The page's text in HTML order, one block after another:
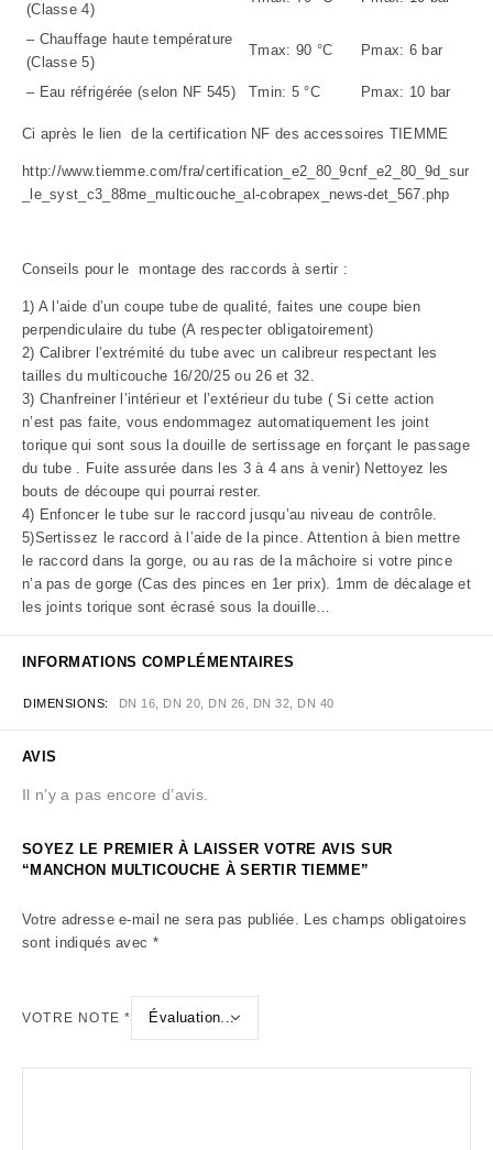
(Classe 4)
– Chauffage haute température
(Classe 5)
Tmax: 90 °C Pmax: 6 bar
– Eau réfrigérée (selon NF 545) Tmin: 5 °C Pmax: 10 bar
Ci après le lien de la certification NF des accessoires TIEMME
http://www.tiemme.com/fra/certification_e2_80_9cnf_e2_80_9d_sur
_le_syst_c3_88me_multicouche_al-cobrapex_news-det_567.php
Conseils pour le montage des raccords à sertir :
1) A l’aide d’un coupe tube de qualité, faites une coupe bien
perpendiculaire du tube (A respecter obligatoirement)
2) Calibrer l’extrémité du tube avec un calibreur respectant les
tailles du multicouche 16/20/25 ou 26 et 32.
3) Chanfreiner l’intérieur et l’extérieur du tube ( Si cette action
n’est pas faite, vous endommagez automatiquement les joint
torique qui sont sous la douille de sertissage en forçant le passage
du tube . Fuite assurée dans les 3 à 4 ans à venir) Nettoyez les
bouts de découpe qui pourrai rester.
4) Enfoncer le tube sur le raccord jusqu’au niveau de contrôle.
5)Sertissez le raccord à l’aide de la pince. Attention à bien mettre
le raccord dans la gorge, ou au ras de la mâchoire si votre pince
n’a pas de gorge (Cas des pinces en 1er prix). 1mm de décalage et
les joints torique sont écrasé sous la douille…
INFORMATIONS COMPLÉMENTAIRES
DIMENSIONS DN 16, DN 20, DN 26, DN 32, DN 40
AVIS
Il n’y a pas encore d’avis.
SOYEZ LE PREMIER À LAISSER VOTRE AVIS SUR
“MANCHON MULTICOUCHE À SERTIR TIEMME”
Votre adresse e-mail ne sera pas publiée. Les champs obligatoires
sont indiqués avec *
VOTRE NOTE*